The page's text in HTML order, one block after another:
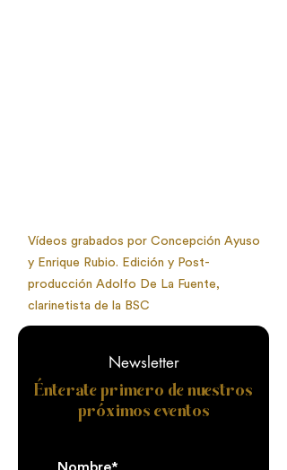
Vídeos grabados por Concepción Ayuso
y Enrique Rubio. Edición y Post-
producción Adolfo De La Fuente,
clarinetista de la BSC
Newsletter
Énterate primero de nuestros
próximos eventos